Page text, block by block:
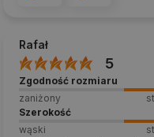
Rafał
5
Zgodność rozmiaru
zaniżony
Szerokość
wąski